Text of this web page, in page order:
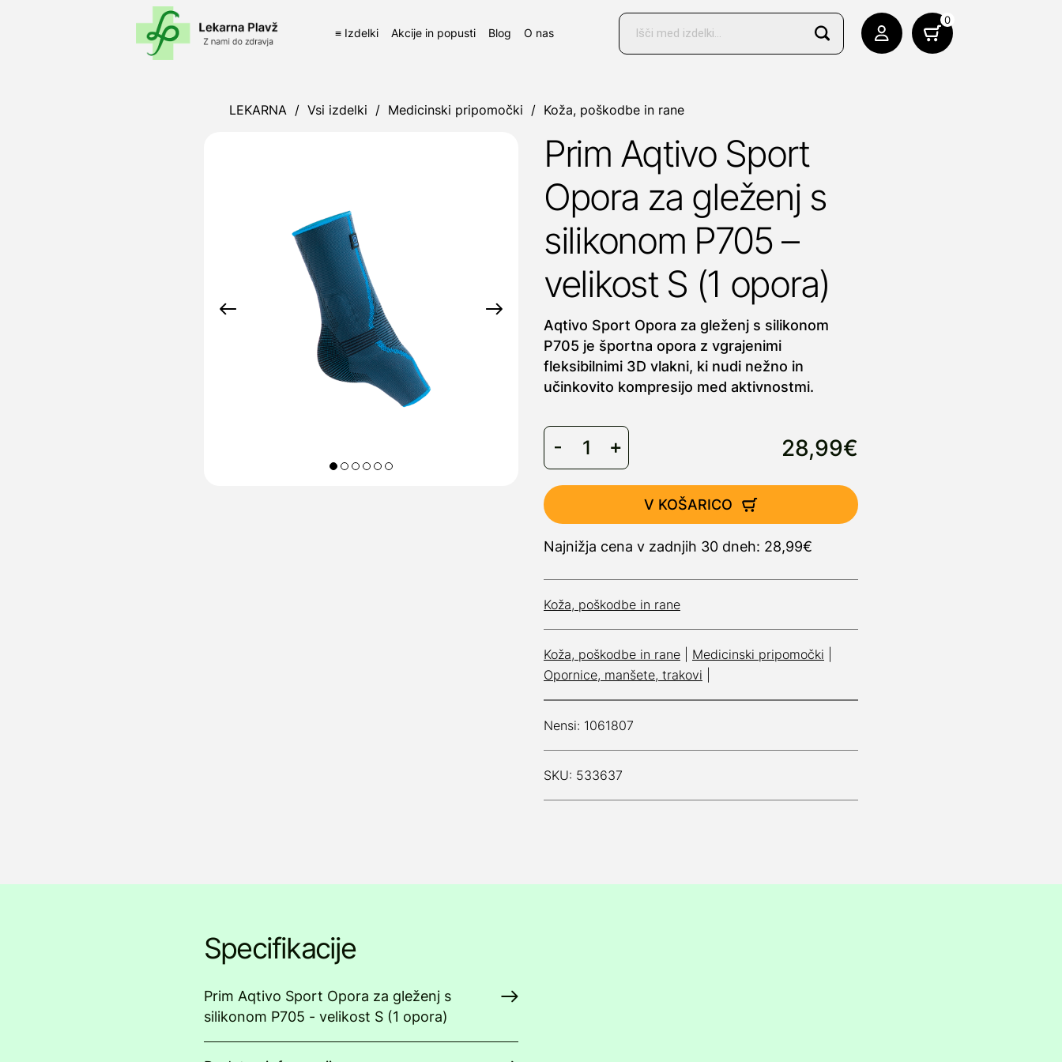
≡ Izdelki Akcije in popusti Blog O nas
Products
search
0
LEKARNA / Vsi izdelki / Medicinski pripomočki / Koža, poškodbe in rane
Prim Aqtivo Sport
Opora za gleženj s
silikonom P705 –
velikost S (1 opora)
Aqtivo Sport Opora za gleženj s silikonom
P705 je športna opora z vgrajenimi
fleksibilnimi 3D vlakni, ki nudi nežno in
učinkovito kompresijo med aktivnostmi.
28,99€
V KOŠARICO
Najnižja cena v zadnjih 30 dneh: 28,99€
Koža, poškodbe in rane
Koža, poškodbe in rane Medicinski pripomočki
Opornice, manšete, trakovi
Nensi: 1061807
SKU: 533637
Specifikacije
Prim Aqtivo Sport Opora za gleženj s
silikonom P705 - velikost S (1 opora)